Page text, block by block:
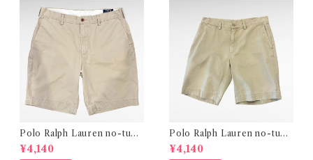
Polo Ralph Lauren no-tuck
chino short pants
¥4,140
Polo Ralph Lauren no-tuck
chino short pants
¥4,140